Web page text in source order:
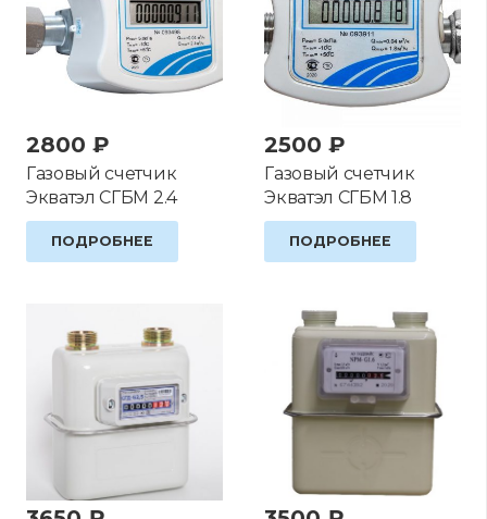
2800 ₽
Газовый счетчик
Экватэл СГБМ 2.4
ПОДРОБНЕЕ
2500₽
Газовый счетчик
Экватэл СГБМ 1.8
ПОДРОБНЕЕ